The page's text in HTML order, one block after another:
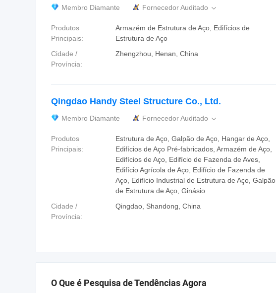
Membro Diamante Fornecedor Auditado 
Produtos
Principais:
Armazém de Estrutura de Aço, Edifícios de
Estrutura de Aço
Cidade /
Província:
Zhengzhou, Henan, China
Qingdao Handy Steel Structure Co., Ltd.
Membro Diamante Fornecedor Auditado 
Produtos
Principais:
Estrutura de Aço, Galpão de Aço, Hangar de Aço,
Edifícios de Aço Pré-fabricados, Armazém de Aço,
Edifícios de Aço, Edifício de Fazenda de Aves,
Edifício Agrícola de Aço, Edifício de Fazenda de
Aço, Edifício Industrial de Estrutura de Aço, Galpão
de Estrutura de Aço, Ginásio
Cidade /
Província:
Qingdao, Shandong, China
O Que é Pesquisa de Tendências Agora